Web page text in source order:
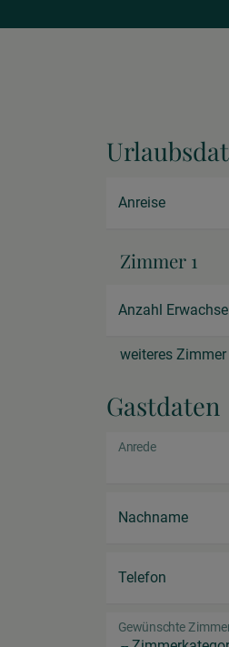
Anreise
Zimmer 1
Anzahl
weiteres
Gastdaten
Anrede
Nachname
Telefon
Gewünschte